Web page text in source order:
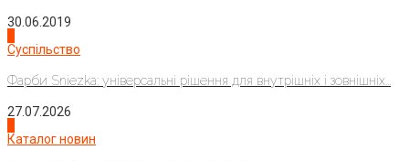
30.06.2019
Суспільство
Фарби Sniezka: універсальні рішення для внутрішніх і зовнішніх...
27.07.2026
Каталог новин